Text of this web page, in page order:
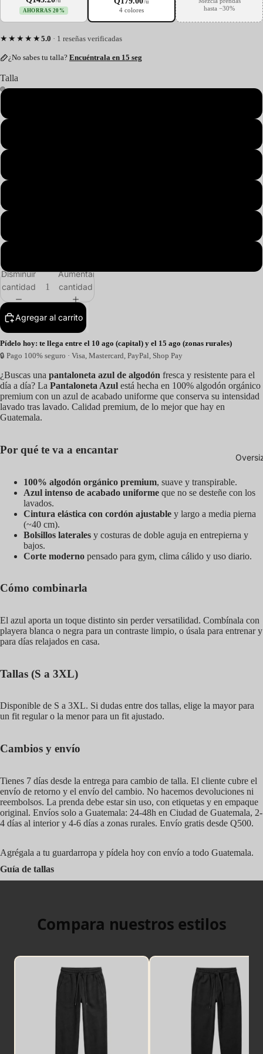
AHORRAS 20% 4 colores
hasta −30%
★★★★★ 5.0 · 1 reseñas verificadas
¿No sabes tu talla? Encuéntrala en 15 seg
Talla
Disminuir
cantidad
Aumentar
cantidad
Agregar al carrito
Pídelo hoy: te llega entre el 10 ago (capital) y el 15 ago (zonas rurales)
🔒 Pago 100% seguro · Visa, Mastercard, PayPal, Shop Pay
¿Buscas una pantaloneta azul de algodón fresca y resistente para el
día a día? La Pantaloneta Azul está hecha en 100% algodón orgánico
premium con un azul de acabado uniforme que conserva su intensidad
lavado tras lavado. Calidad premium, de lo mejor que hay en
Guatemala.
Por qué te va a encantar
100% algodón orgánico premium, suave y transpirable.
Azul intenso de acabado uniforme que no se desteñe con los
lavados.
Cintura elástica con cordón ajustable y largo a media pierna
(~40 cm).
Bolsillos laterales y costuras de doble aguja en entrepierna y
bajos.
Corte moderno pensado para gym, clima cálido y uso diario.
Cómo combinarla
El azul aporta un toque distinto sin perder versatilidad. Combínala con
playera blanca o negra para un contraste limpio, o úsala para entrenar y
para días relajados en casa.
Tallas (S a 3XL)
Disponible de S a 3XL. Si dudas entre dos tallas, elige la mayor para
un fit regular o la menor para un fit ajustado.
Cambios y envío
Tienes 7 días desde la entrega para cambio de talla. El cliente cubre el
envío de retorno y el envío del cambio. No hacemos devoluciones ni
reembolsos. La prenda debe estar sin uso, con etiquetas y en empaque
original. Envíos solo a Guatemala: 24-48h en Ciudad de Guatemala, 2-
4 días al interior y 4-6 días a zonas rurales. Envío gratis desde Q500.
Agrégala a tu guardarropa y pídela hoy con envío a todo Guatemala.
Guía de tallas
Compara nuestros estilos